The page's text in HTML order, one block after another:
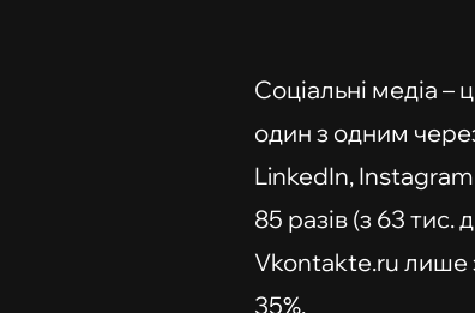
Соціальні медіа –
один з одним
LinkedIn, Instagram
85 разів (з 63 тис.
Vkontakte.ru лише
35%.